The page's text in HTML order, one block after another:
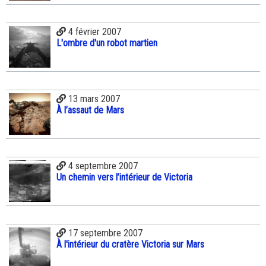
4 février 2007
L'ombre d'un robot martien
13 mars 2007
À l’assaut de Mars
4 septembre 2007
Un chemin vers l’intérieur de Victoria
17 septembre 2007
À l'intérieur du cratère Victoria sur Mars